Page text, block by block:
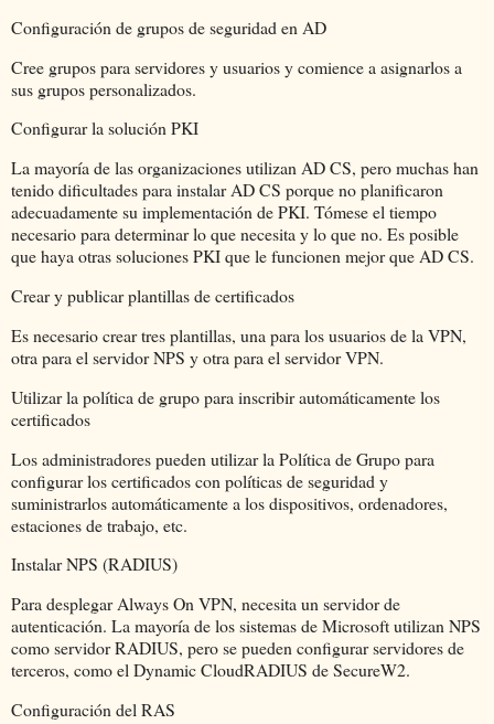
Configuración de grupos de seguridad en AD
Cree grupos para servidores y usuarios y comience a asignarlos a
sus grupos personalizados.
Configurar la solución PKI
La mayoría de las organizaciones utilizan AD CS, pero muchas han
tenido dificultades para instalar AD CS porque no planificaron
adecuadamente su implementación de PKI. Tómese el tiempo
necesario para determinar lo que necesita y lo que no. Es posible
que haya otras soluciones PKI que le funcionen mejor que AD CS.
Crear y publicar plantillas de certificados
Es necesario crear tres plantillas, una para los usuarios de la VPN,
otra para el servidor NPS y otra para el servidor VPN.
Utilizar la política de grupo para inscribir automáticamente los
certificados
Los administradores pueden utilizar la Política de Grupo para
configurar los certificados con políticas de seguridad y
suministrarlos automáticamente a los dispositivos, ordenadores,
estaciones de trabajo, etc.
Instalar NPS (RADIUS)
Para desplegar Always On VPN, necesita un servidor de
autenticación. La mayoría de los sistemas de Microsoft utilizan NPS
como servidor RADIUS, pero se pueden configurar servidores de
terceros, como el Dynamic CloudRADIUS de SecureW2.
Configuración del RAS